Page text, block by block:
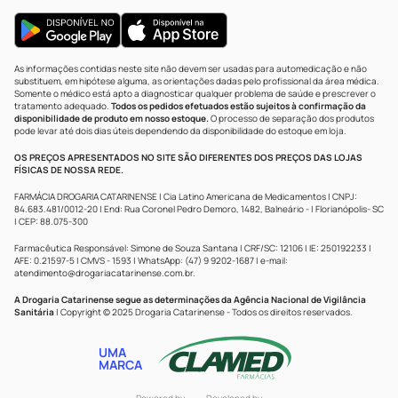
As informações contidas neste site não devem ser usadas para automedicação e não
substituem, em hipótese alguma, as orientações dadas pelo profissional da área médica.
Somente o médico está apto a diagnosticar qualquer problema de saúde e prescrever o
tratamento adequado. Todos os pedidos efetuados estão sujeitos à confirmação da
disponibilidade de produto em nosso estoque.O processo de separação dos produtos
pode levar até dois dias úteis dependendo da disponibilidade do estoque em loja.
OS PREÇOS APRESENTADOS NO SITE SÃO DIFERENTES DOS PREÇOS DAS LOJAS
FÍSICAS DE NOSSA REDE.
FARMÁCIA DROGARIA CATARINENSE | Cia Latino Americana de Medicamentos | CNPJ:
84.683.481/0012-20 | End: Rua Coronel Pedro Demoro, 1482, Balneário - | Florianópolis- SC
| CEP: 88.075-300
Farmacêutica Responsável: Simone de Souza Santana | CRF/SC: 12106 | IE: 250192233 |
AFE: 0.21597-5 | CMVS - 1593 | WhatsApp: (47) 9 9202-1687 | e-mail:
atendimento@drogariacatarinense.com.br.
A Drogaria Catarinense segue as determinações da Agência Nacional de Vigilância
Sanitária | Copyright © 2025 Drogaria Catarinense - Todos os direitos reservados.
UMA
MARCA